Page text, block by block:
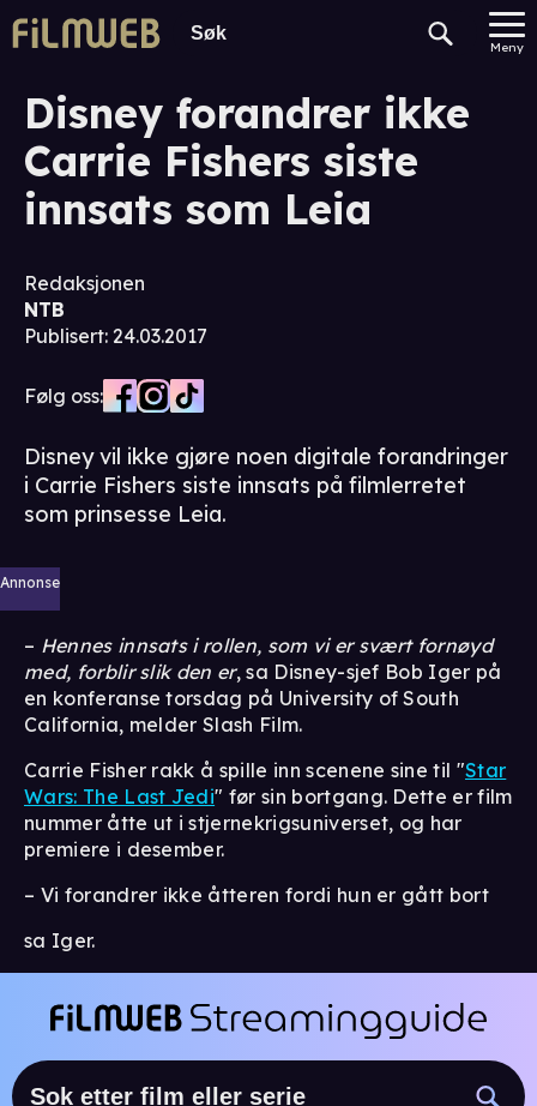
Meny
Disney forandrer ikke
Carrie Fishers siste
innsats som Leia
Redaksjonen
NTB
Publisert: 24.03.2017
Følg oss:
Disney vil ikke gjøre noen digitale forandringer
i Carrie Fishers siste innsats på filmlerretet
som prinsesse Leia.
Annonse
– Hennes innsats i rollen, som vi er svært fornøyd
med, forblir slik den er, sa Disney-sjef Bob Iger på
en konferanse torsdag på University of South
California, melder Slash Film.
Carrie Fisher rakk å spille inn scenene sine til "Star
Wars: The Last Jedi" før sin bortgang. Dette er film
nummer åtte ut i stjernekrigsuniverset, og har
premiere i desember.
– Vi forandrer ikke åtteren fordi hun er gått bort
sa Iger.